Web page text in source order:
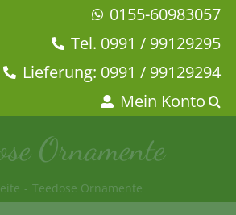
0155-60983057
Tel. 0991 / 99129295
Lieferung: 0991 / 99129294
Mein Konto
Ornamente
Teedose Ornamente